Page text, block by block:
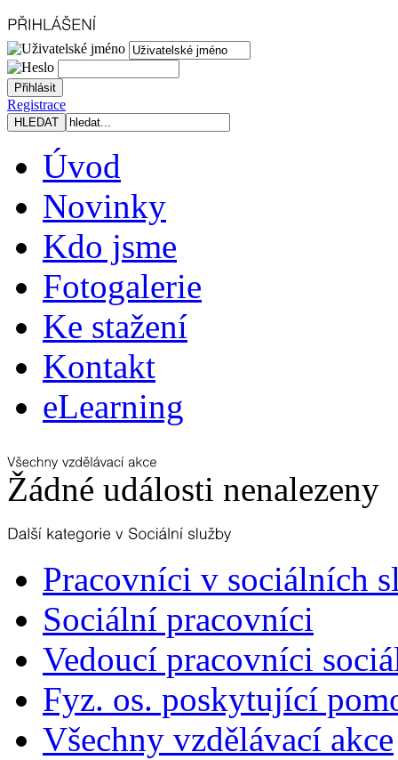
Registrace
Úvod
Novinky
Kdo jsme
Fotogalerie
Ke stažení
Kontakt
eLearning
Žádné události nenalezeny
Pracovníci v sociálních
Sociální pracovníci
Vedoucí pracovníci
Fyz. os. poskytující
Všechny vzdělávací akce